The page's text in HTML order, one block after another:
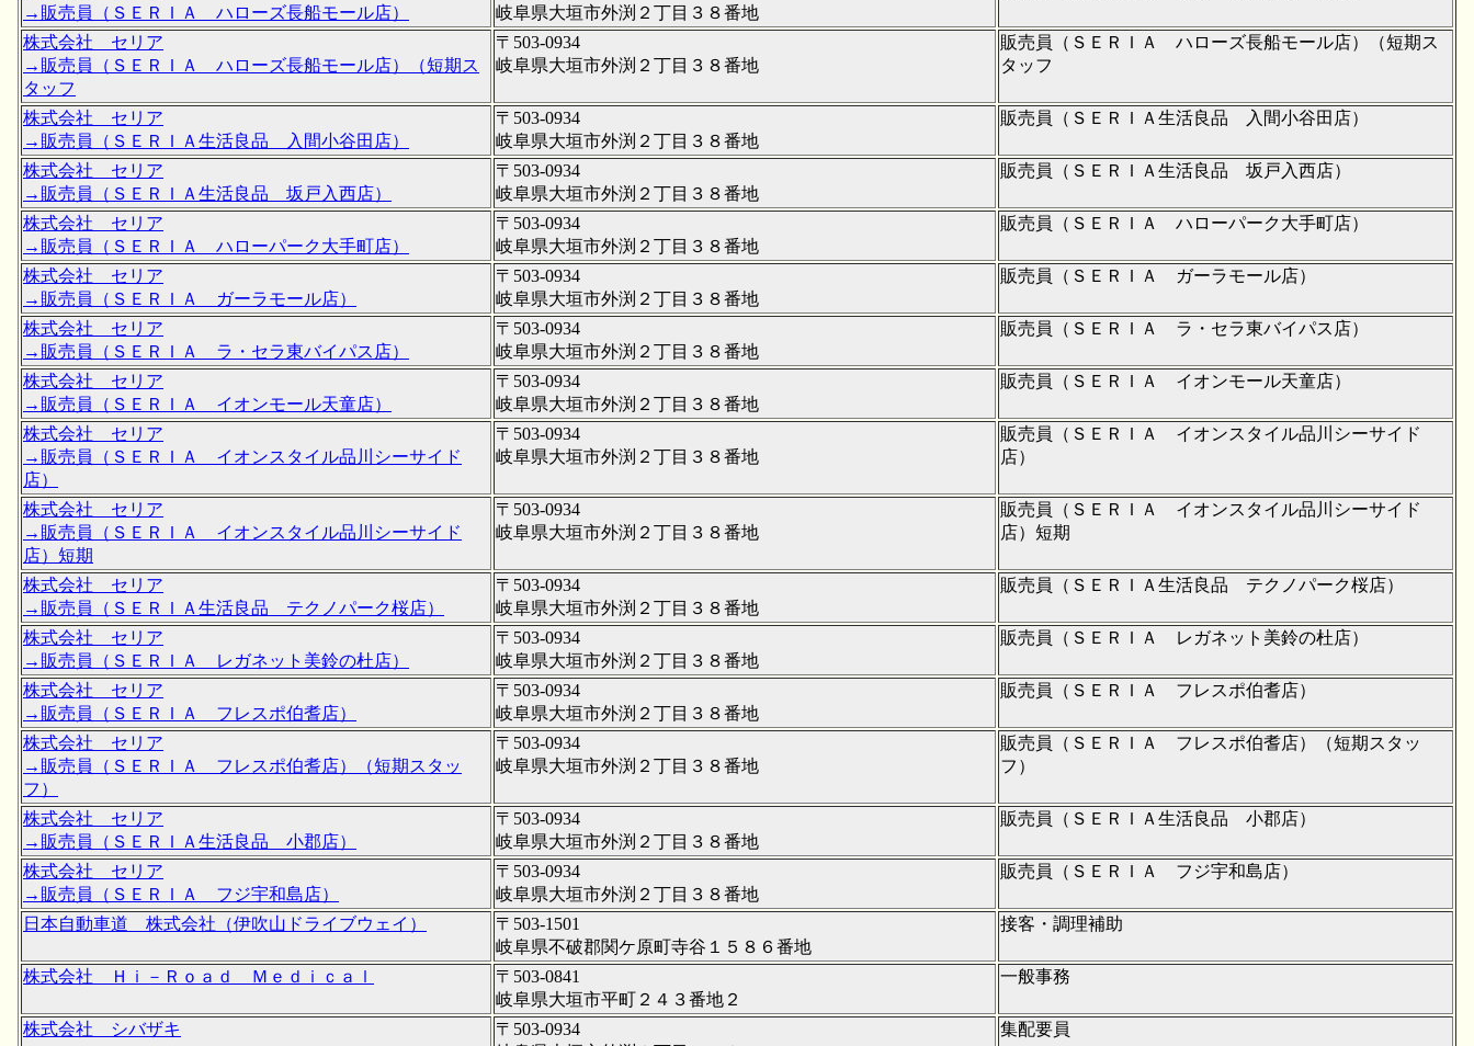
→販売員（ＳＥＲＩＡ ハローズ長船モール店）
岐阜県大垣市外渕２丁目３８番地
株式会社 セリア
→販売員（ＳＥＲＩＡ ハローズ長船モール店）（短期ス
タッフ
〒503-0934
岐阜県大垣市外渕２丁目３８番地
販売員（ＳＥＲＩＡ ハローズ長船モール店）（短期ス
タッフ
株式会社 セリア
→販売員（ＳＥＲＩＡ生活良品 入間小谷田店）
〒503-0934
岐阜県大垣市外渕２丁目３８番地
販売員（ＳＥＲＩＡ生活良品 入間小谷田店）
株式会社 セリア
→販売員（ＳＥＲＩＡ生活良品 坂戸入西店）
〒503-0934
岐阜県大垣市外渕２丁目３８番地
販売員（ＳＥＲＩＡ生活良品 坂戸入西店）
株式会社 セリア
→販売員（ＳＥＲＩＡ ハローパーク大手町店）
〒503-0934
岐阜県大垣市外渕２丁目３８番地
販売員（ＳＥＲＩＡ ハローパーク大手町店）
株式会社 セリア
→販売員（ＳＥＲＩＡ ガーラモール店）
〒503-0934
岐阜県大垣市外渕２丁目３８番地
販売員（ＳＥＲＩＡ ガーラモール店）
株式会社 セリア
→販売員（ＳＥＲＩＡ ラ・セラ東バイパス店）
〒503-0934
岐阜県大垣市外渕２丁目３８番地
販売員（ＳＥＲＩＡ ラ・セラ東バイパス店）
株式会社 セリア
→販売員（ＳＥＲＩＡ イオンモール天童店）
〒503-0934
岐阜県大垣市外渕２丁目３８番地
販売員（ＳＥＲＩＡ イオンモール天童店）
株式会社 セリア
→販売員（ＳＥＲＩＡ イオンスタイル品川シーサイド
店）
〒503-0934
岐阜県大垣市外渕２丁目３８番地
販売員（ＳＥＲＩＡ イオンスタイル品川シーサイド
店）
株式会社 セリア
→販売員（ＳＥＲＩＡ イオンスタイル品川シーサイド
店）短期
〒503-0934
岐阜県大垣市外渕２丁目３８番地
販売員（ＳＥＲＩＡ イオンスタイル品川シーサイド
店）短期
株式会社 セリア
→販売員（ＳＥＲＩＡ生活良品 テクノパーク桜店）
〒503-0934
岐阜県大垣市外渕２丁目３８番地
販売員（ＳＥＲＩＡ生活良品 テクノパーク桜店）
株式会社 セリア
→販売員（ＳＥＲＩＡ レガネット美鈴の杜店）
〒503-0934
岐阜県大垣市外渕２丁目３８番地
販売員（ＳＥＲＩＡ レガネット美鈴の杜店）
株式会社 セリア
→販売員（ＳＥＲＩＡ フレスポ伯耆店）
〒503-0934
岐阜県大垣市外渕２丁目３８番地
販売員（ＳＥＲＩＡ フレスポ伯耆店）
株式会社 セリア
→販売員（ＳＥＲＩＡ フレスポ伯耆店）（短期スタッ
フ）
〒503-0934
岐阜県大垣市外渕２丁目３８番地
販売員（ＳＥＲＩＡ フレスポ伯耆店）（短期スタッ
フ）
株式会社 セリア
→販売員（ＳＥＲＩＡ生活良品 小郡店）
〒503-0934
岐阜県大垣市外渕２丁目３８番地
販売員（ＳＥＲＩＡ生活良品 小郡店）
株式会社 セリア
→販売員（ＳＥＲＩＡ フジ宇和島店）
〒503-0934
岐阜県大垣市外渕２丁目３８番地
販売員（ＳＥＲＩＡ フジ宇和島店）
日本自動車道 株式会社（伊吹山ドライブウェイ）
〒503-1501
岐阜県不破郡関ケ原町寺谷１５８６番地
接客・調理補助
株式会社 Ｈｉ－Ｒｏａｄ Ｍｅｄｉｃａｌ
〒503-0841
岐阜県大垣市平町２４３番地２
一般事務
株式会社 シバザキ
〒503-0934
集配要員